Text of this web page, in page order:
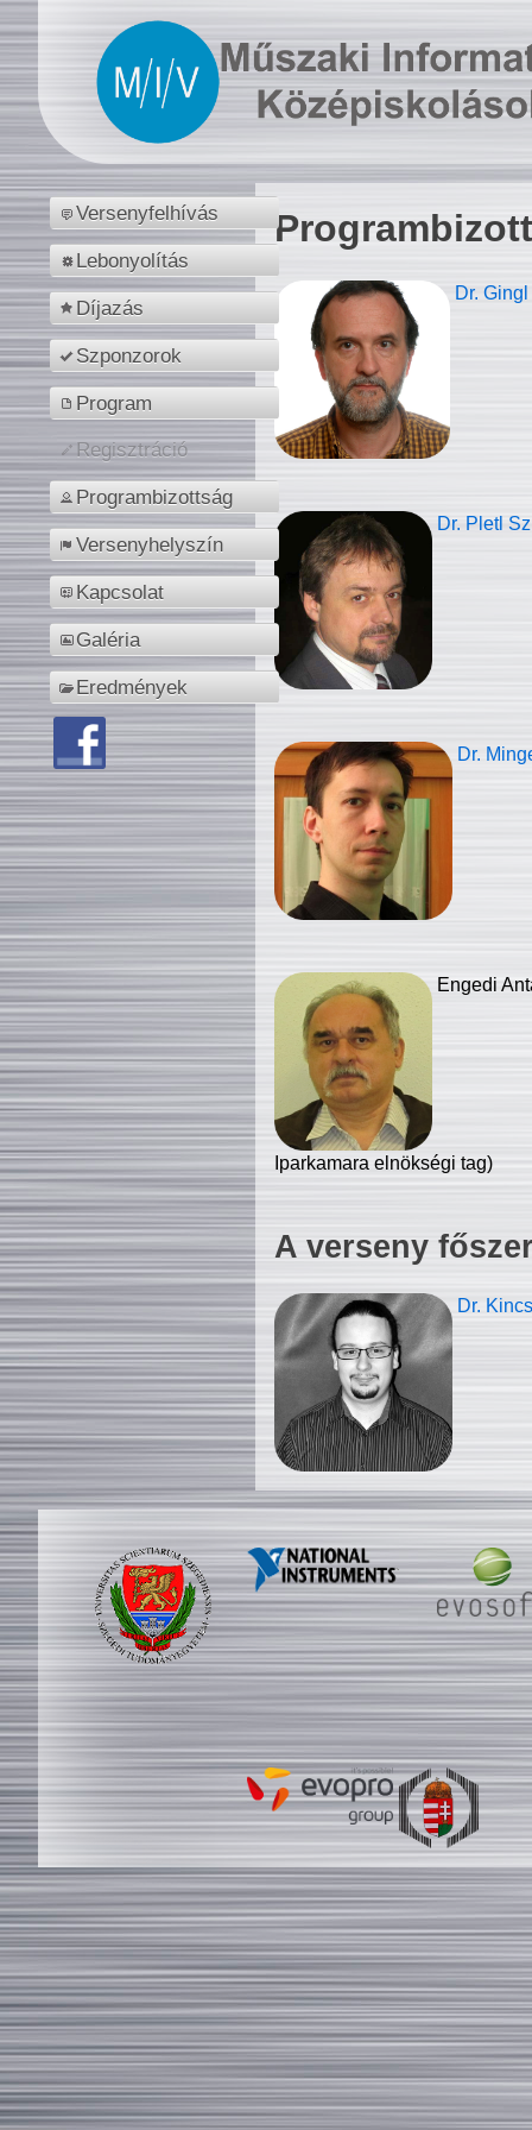
Versenyfelhívás
Lebonyolítás
Díjazás
Szponzorok
Program
Regisztráció
Programbizottság
Versenyhelyszín
Kapcsolat
Galéria
Eredmények
Dr.
Dr. Pletl
Dr.
Engedi
Iparkamara elnökségi tag)
A verseny
Dr.